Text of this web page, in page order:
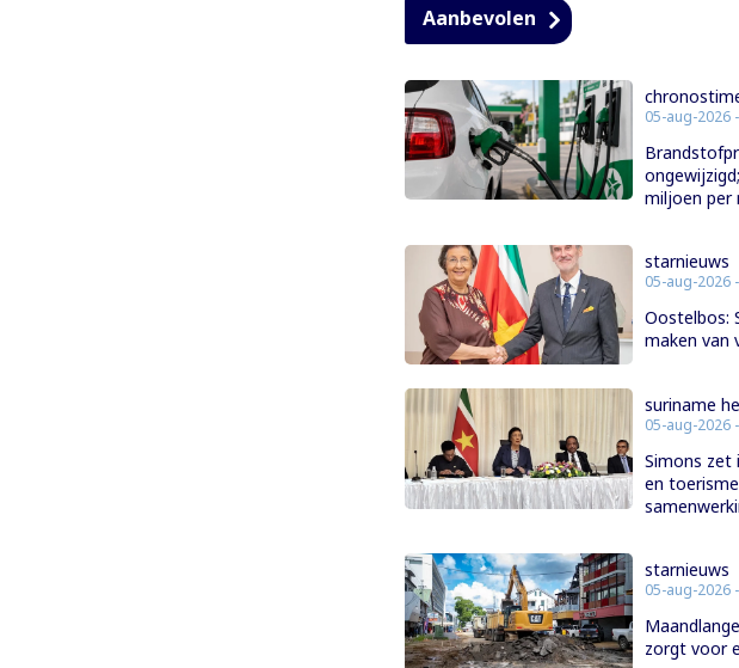
Aanbevolen
05-aug-2026
miljoen per
starnieuws
05-aug-2026
Oostelbos:
maken van
suriname
05-aug-2026
Simons zet
en
starnieuws
05-aug-2026
zorgt voor